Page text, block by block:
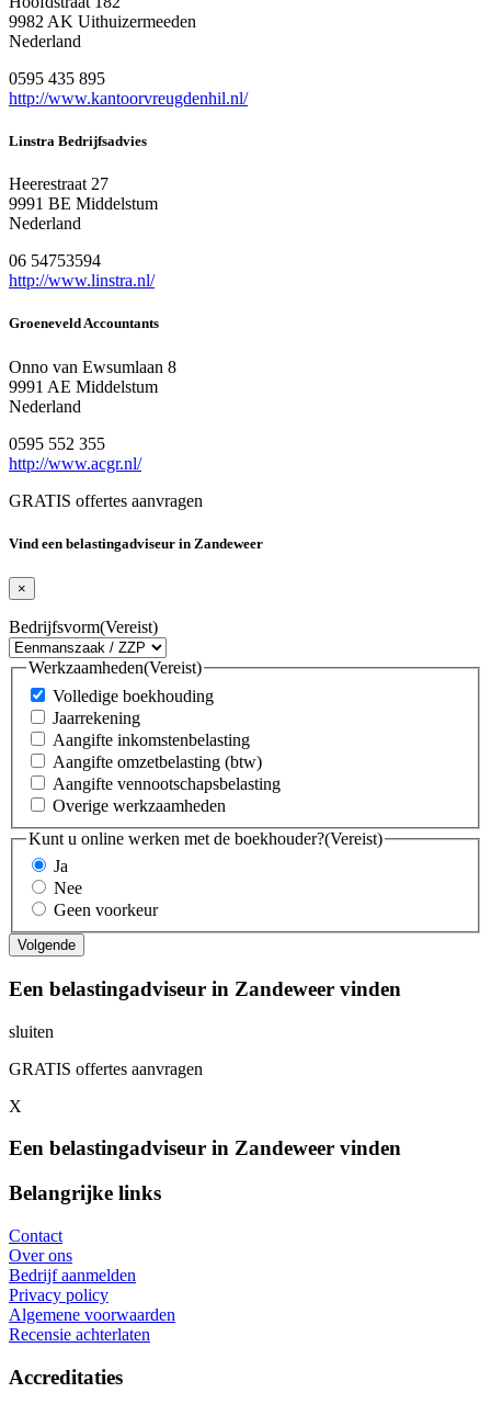
9982 AK Uithuizermeeden
Nederland
0595 435 895
http://www.kantoorvreugdenhil.nl/
Linstra Bedrijfsadvies
Heerestraat 27
9991 BE Middelstum
Nederland
06 54753594
http://www.linstra.nl/
Groeneveld Accountants
Onno van Ewsumlaan 8
9991 AE Middelstum
Nederland
0595 552 355
http://www.acgr.nl/
GRATIS offertes aanvragen
Vind een belastingadviseur in Zandeweer
×
Bedrijfsvorm(Vereist)
Werkzaamheden(Vereist)
Volledige boekhouding
Jaarrekening
Aangifte inkomstenbelasting
Aangifte omzetbelasting (btw)
Aangifte vennootschapsbelasting
Overige werkzaamheden
Kunt u online werken met de boekhouder?(Vereist)
Ja
Nee
Geen voorkeur
Een belastingadviseur in Zandeweer vinden
sluiten
GRATIS offertes aanvragen
X
Een belastingadviseur in Zandeweer vinden
Belangrijke links
Contact
Over ons
Bedrijf aanmelden
Privacy policy
Algemene voorwaarden
Recensie achterlaten
Accreditaties